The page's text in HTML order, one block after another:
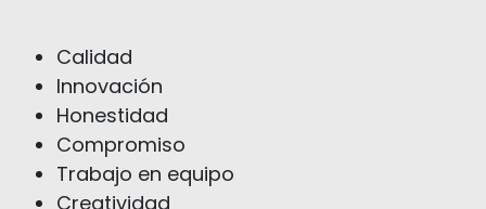
Calidad
Innovación
Honestidad
Compromiso
Trabajo en equipo
Creatividad